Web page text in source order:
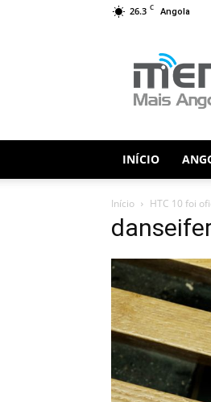
26.3 C Angola
INÍCIO
Início HTC 10 foi